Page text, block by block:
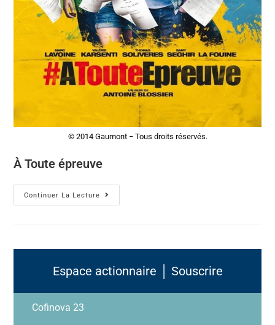
© 2014 Gaumont − Tous droits réservés.
À Toute épreuve
Continuer La Lecture
Espace actionnaire │ Souscrire
Cofinova 23